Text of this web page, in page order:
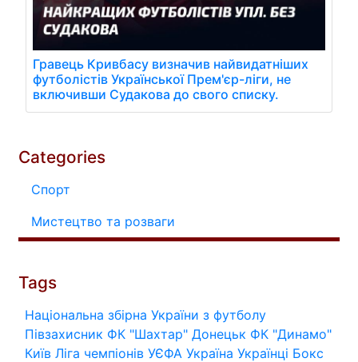
Гравець Кривбасу визначив найвидатніших
футболістів Української Прем'єр-ліги, не
включивши Судакова до свого списку.
Categories
Спорт
Мистецтво та розваги
Tags
Національна збірна України з футболу
Півзахисник ФК "Шахтар" Донецьк ФК "Динамо"
Київ Ліга чемпіонів УЄФА Україна Українці Бокс